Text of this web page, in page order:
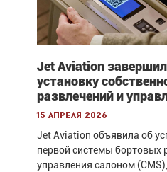
Jet Aviation
установку
развлечений и
15 апреля 2026
Jet Aviation объявила об
первой системы бортовых
управления салоном